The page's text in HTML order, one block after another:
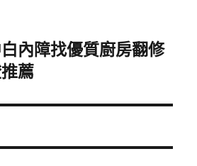
內障找優質廚房翻修
薦